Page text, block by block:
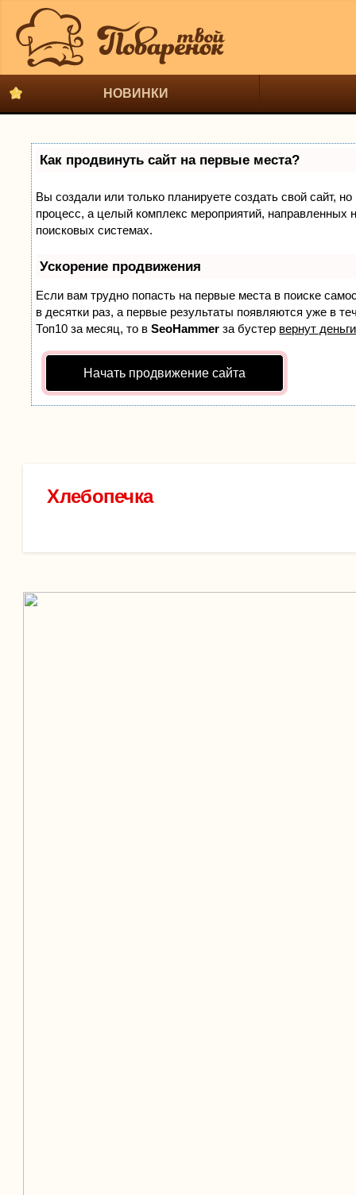
НОВИНКИ
Как продвинуть сайт на первые места?
Вы создали или только планируете создать свой сайт,
процесс, а целый комплекс мероприятий, направленных
поисковых системах.
Ускорение продвижения
Если вам трудно попасть на первые места в поиске
в десятки раз, а первые результаты появляются уже в
Топ10 за месяц, то вSeoHammer за бустер вернут
Начать продвижение сайта
Хлебопечка